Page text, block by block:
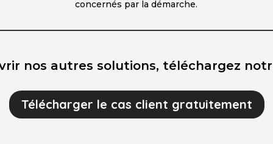
concernés par la démarche.
nos autres solutions, téléchargez
Télécharger le cas client gratuitement